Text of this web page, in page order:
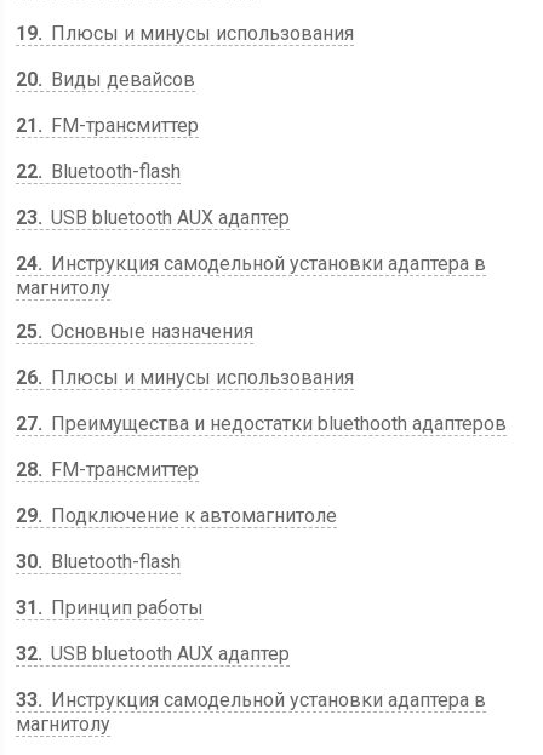
19
Плюсы и минусы использования
20
Виды девайсов
21
FM-трансмиттер
22
Bluetooth-flash
23 USB bluetooth AUX адаптер
24
Инструкция самодельной установки адаптера в
магнитолу
25 Основные назначения
26
Плюсы и минусы использования
27
Преимущества и недостатки bluethooth адаптеров
28
FM-трансмиттер
29
Подключение к автомагнитоле
30
Bluetooth-flash
31
Принцип работы
32 USB bluetooth AUX адаптер
33
Инструкция самодельной установки адаптера в
магнитолу